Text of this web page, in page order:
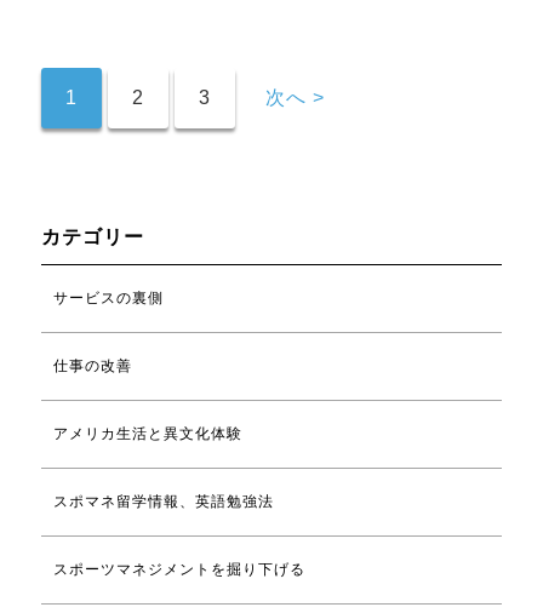
1 2 3 次へ >
カテゴリー
サービスの裏側
仕事の改善
アメリカ生活と異文化体験
スポマネ留学情報、英語勉強法
スポーツマネジメントを掘り下げる